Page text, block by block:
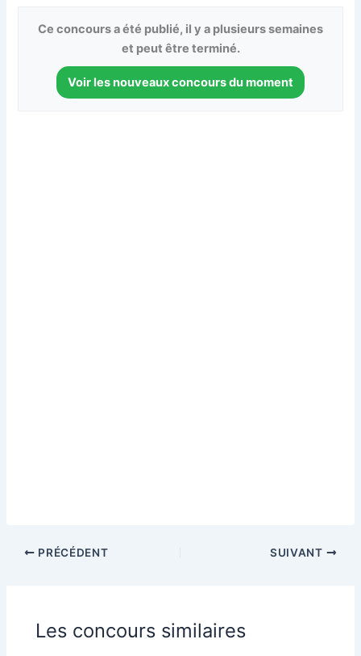
Ce concours a été publié, il y a plusieurs semaines
et peut être terminé.
Voir les nouveaux concours du moment
PRÉCÉDENT SUIVANT
Les concours similaires